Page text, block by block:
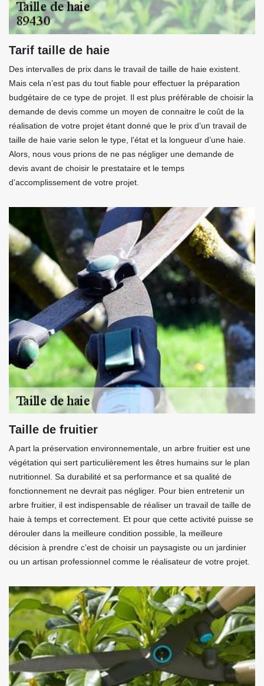
Tarif taille de haie
Des intervalles de prix dans le travail de taille de haie existent.
Mais cela n’est pas du tout fiable pour effectuer la préparation
budgétaire de ce type de projet. Il est plus préférable de choisir la
demande de devis comme un moyen de connaitre le coût de la
réalisation de votre projet étant donné que le prix d’un travail de
taille de haie varie selon le type, l’état et la longueur d’une haie.
Alors, nous vous prions de ne pas négliger une demande de
devis avant de choisir le prestataire et le temps
d’accomplissement de votre projet.
Taille de fruitier
A part la préservation environnementale, un arbre fruitier est une
végétation qui sert particulièrement les êtres humains sur le plan
nutritionnel. Sa durabilité et sa performance et sa qualité de
fonctionnement ne devrait pas négliger. Pour bien entretenir un
arbre fruitier, il est indispensable de réaliser un travail de taille de
haie à temps et correctement. Et pour que cette activité puisse se
dérouler dans la meilleure condition possible, la meilleure
décision à prendre c’est de choisir un paysagiste ou un jardinier
ou un artisan professionnel comme le réalisateur de votre projet.